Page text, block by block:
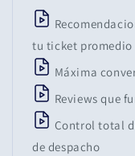
tu ticket promedio
Máxima
Reviews que
Control total
de despacho